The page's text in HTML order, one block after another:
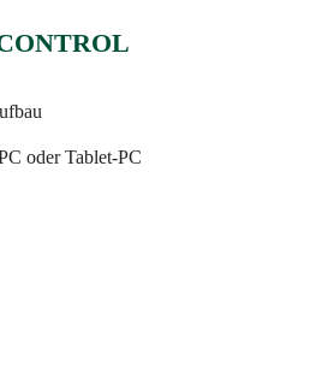
oder Tablet-PC